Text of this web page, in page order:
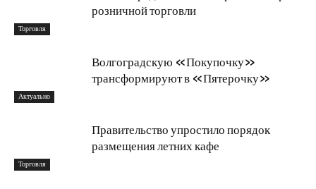
Торговля
розничной торговли
Актуально
Волгоградскую «Покупочку»
трансформируют в «Пятерочку»
Торговля
Правительство упростило порядок
размещения летних кафе